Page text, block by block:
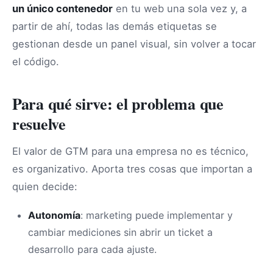
un único contenedor en tu web una sola vez y, a
partir de ahí, todas las demás etiquetas se
gestionan desde un panel visual, sin volver a tocar
el código.
Para qué sirve: el problema que
resuelve
El valor de GTM para una empresa no es técnico,
es organizativo. Aporta tres cosas que importan a
quien decide:
Autonomía: marketing puede implementar y
cambiar mediciones sin abrir un ticket a
desarrollo para cada ajuste.